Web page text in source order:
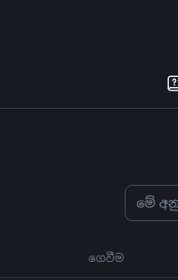
මේ
ගෙවීම